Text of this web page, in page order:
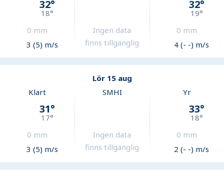
32°
18°
0 mm
3 (5) m/s
Ingen data
finns tillgänglig
32°
19°
0 mm
4 (- -) m/s
Lör 15 aug
Klart
31°
17°
0 mm
3 (5) m/s
SMHI
Ingen data
finns tillgänglig
Yr
33°
18°
0 mm
2 (- -) m/s